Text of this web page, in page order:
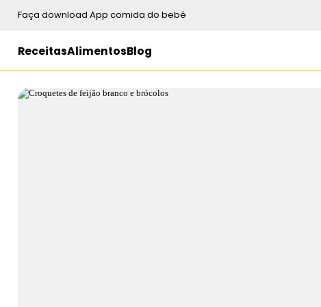
Faça download App comida do bebé
ReceitasAlimentosBlog